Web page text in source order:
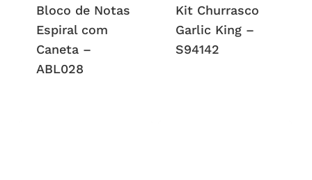
Bloco de Notas
Espiral com
Caneta –
ABL028
Kit Churrasco
Garlic King –
S94142